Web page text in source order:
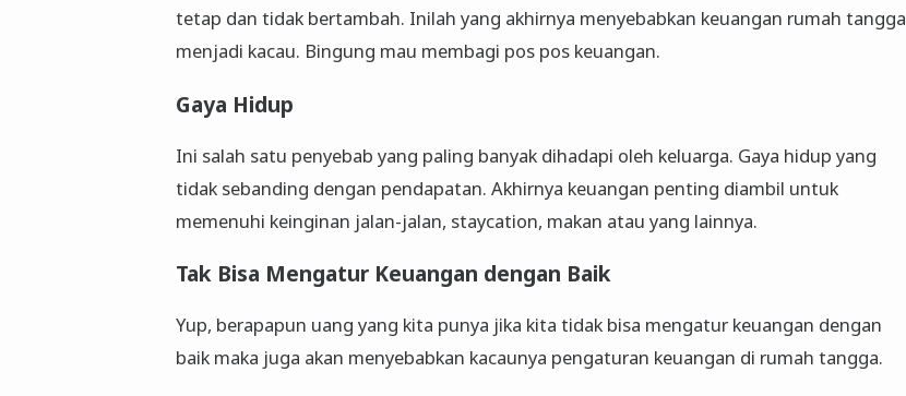
tetap dan tidak bertambah. Inilah yang akhirnya menyebabkan keuangan rumah tangga
menjadi kacau. Bingung mau membagi pos pos keuangan.
Gaya Hidup
Ini salah satu penyebab yang paling banyak dihadapi oleh keluarga. Gaya hidup yang
tidak sebanding dengan pendapatan. Akhirnya keuangan penting diambil untuk
memenuhi keinginan jalan-jalan, staycation, makan atau yang lainnya.
Tak Bisa Mengatur Keuangan dengan Baik
Yup, berapapun uang yang kita punya jika kita tidak bisa mengatur keuangan dengan
baik maka juga akan menyebabkan kacaunya pengaturan keuangan di rumah tangga.